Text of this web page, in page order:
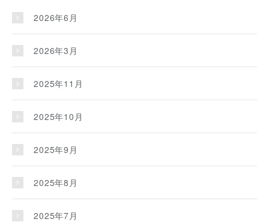
2026年6月
2026年3月
2025年11月
2025年10月
2025年9月
2025年8月
2025年7月